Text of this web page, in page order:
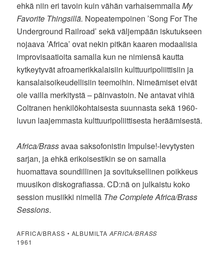
ehkä niin eri tavoin kuin vähän varhaisemmallaMy
Favorite Thingsillä. Nopeatempoinen ’Song For The
Underground Railroad’ sekä väljempään iskutukseen
nojaava ’Africa’ ovat nekin pitkän kaaren modaalisia
improvisaatioita samalla kun ne nimiensä kautta
kytkeytyvät afroamerikkalaisiin kulttuuripoliittisiin ja
kansalaisoikeudellisiin teemoihin. Nimeämiset eivät
ole vailla merkitystä – päinvastoin. Ne antavat vihiä
Coltranen henkilökohtaisesta suunnasta sekä 1960-
luvun laajemmasta kulttuuripoliittisesta heräämisestä.
Africa/Brassavaa saksofonistin Impulse!-levytysten
sarjan, ja ehkä erikoisestikin se on samalla
huomattava soundillinen ja sovituksellinen poikkeus
muusikon diskografiassa. CD:nä on julkaistu koko
session musiikki nimellä The Complete Africa/Brass
Sessions.
AFRICA/BRASS • ALBUMILTA AFRICA/BRASS
1961